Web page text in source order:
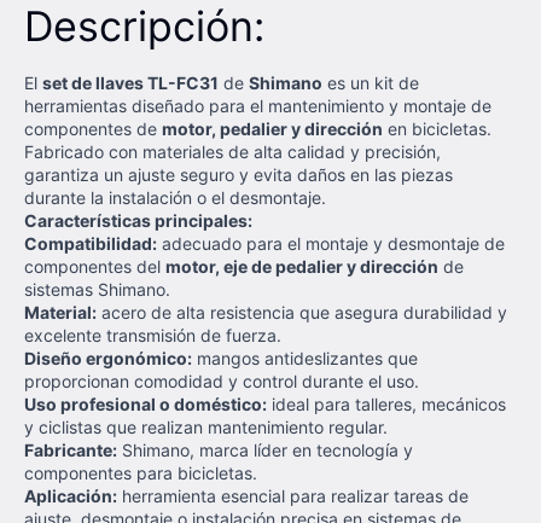
Descripción:
El set de llaves TL-FC31 de Shimano es un kit de
herramientas diseñado para el mantenimiento y montaje de
componentes de motor, pedalier y dirección en bicicletas.
Fabricado con materiales de alta calidad y precisión,
garantiza un ajuste seguro y evita daños en las piezas
durante la instalación o el desmontaje.
Características principales:
Compatibilidad: adecuado para el montaje y desmontaje de
componentes del motor, eje de pedalier y dirección de
sistemas Shimano.
Material: acero de alta resistencia que asegura durabilidad y
excelente transmisión de fuerza.
Diseño ergonómico: mangos antideslizantes que
proporcionan comodidad y control durante el uso.
Uso profesional o doméstico: ideal para talleres, mecánicos
y ciclistas que realizan mantenimiento regular.
Fabricante: Shimano, marca líder en tecnología y
componentes para bicicletas.
Aplicación: herramienta esencial para realizar tareas de
ajuste, desmontaje o instalación precisa en sistemas de